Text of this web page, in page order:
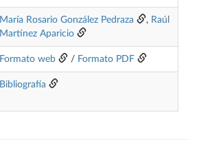
María Rosario González Pedraza , Raúl
Martínez Aparicio
Formato web / Formato PDF
Bibliografía